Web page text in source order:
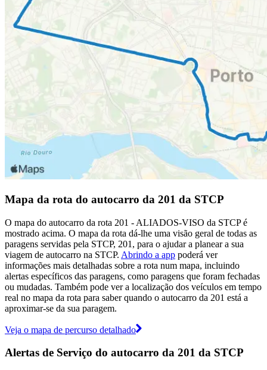
Mapa da rota do autocarro da 201 da STCP
O mapa do autocarro da rota 201 - ALIADOS-VISO da STCP é
mostrado acima. O mapa da rota dá-lhe uma visão geral de todas as
paragens servidas pela STCP, 201, para o ajudar a planear a sua
viagem de autocarro na STCP. Abrindo a app poderá ver
informações mais detalhadas sobre a rota num mapa, incluindo
alertas específicos das paragens, como paragens que foram fechadas
ou mudadas. Também pode ver a localização dos veículos em tempo
real no mapa da rota para saber quando o autocarro da 201 está a
aproximar-se da sua paragem.
Veja o mapa de percurso detalhado
Alertas de Serviço do autocarro da 201 da STCP